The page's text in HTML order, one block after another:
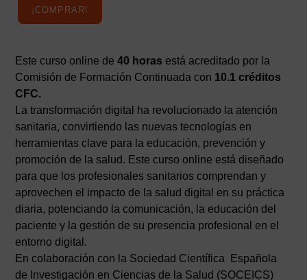
¡COMPRAR!
Este curso online de 40 horas está acreditado por la
Comisión de Formación Continuada con 10.1 créditos
CFC.
La transformación digital ha revolucionado la atención
sanitaria, convirtiendo las nuevas tecnologías en
herramientas clave para la educación, prevención y
promoción de la salud. Este curso online está diseñado
para que los profesionales sanitarios comprendan y
aprovechen el impacto de la salud digital en su práctica
diaria, potenciando la comunicación, la educación del
paciente y la gestión de su presencia profesional en el
entorno digital.
En colaboración con la Sociedad Científica Española
de Investigación en Ciencias de la Salud (SOCEICS)